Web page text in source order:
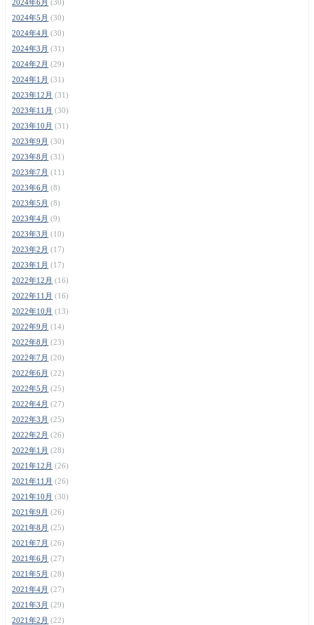
2024年6月 (30)
2024年5月 (30)
2024年4月 (30)
2024年3月 (31)
2024年2月 (29)
2024年1月 (31)
2023年12月 (31)
2023年11月 (30)
2023年10月 (31)
2023年9月 (30)
2023年8月 (31)
2023年7月 (11)
2023年6月 (8)
2023年5月 (8)
2023年4月 (9)
2023年3月 (10)
2023年2月 (17)
2023年1月 (17)
2022年12月 (16)
2022年11月 (16)
2022年10月 (13)
2022年9月 (14)
2022年8月 (23)
2022年7月 (20)
2022年6月 (22)
2022年5月 (25)
2022年4月 (27)
2022年3月 (25)
2022年2月 (26)
2022年1月 (28)
2021年12月 (26)
2021年11月 (26)
2021年10月 (30)
2021年9月 (26)
2021年8月 (25)
2021年7月 (26)
2021年6月 (27)
2021年5月 (28)
2021年4月 (27)
2021年3月 (29)
2021年2月 (22)